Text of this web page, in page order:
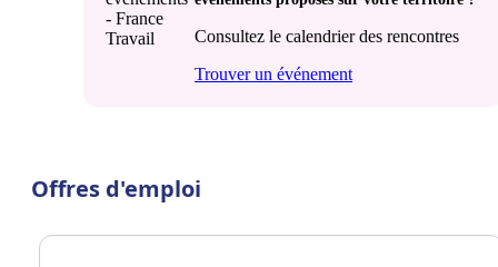
Consultez le calendrier des rencontres
Trouver un événement
Offres d'emploi